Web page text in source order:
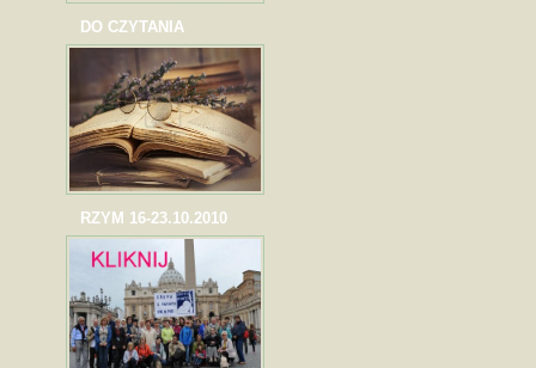
DO CZYTANIA
RZYM 16-23.10.2010